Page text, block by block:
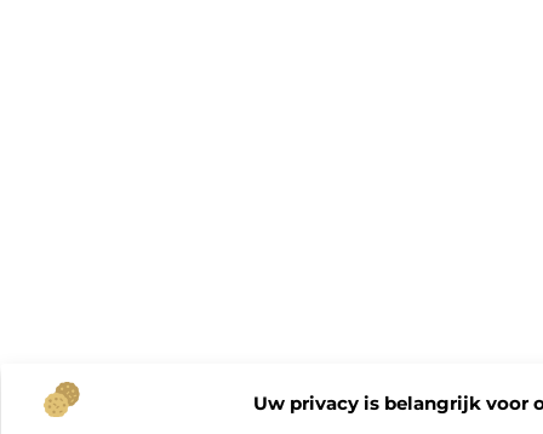
Uw privacy is belangrijk voor